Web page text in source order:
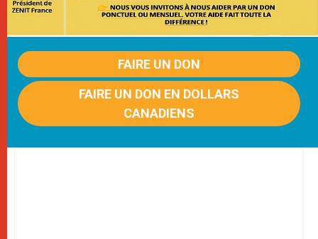
FAIRE UN DON
FAIRE UN DON EN DOLLARS
CANADIENS